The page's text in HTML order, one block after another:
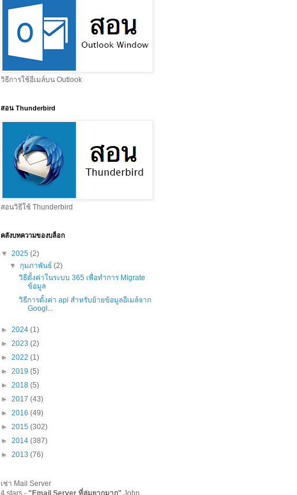
วิธีการใช้อีเมล์บน Outlook
สอน Thunderbird
สอนวิธีใช้ Thunderbird
คลังบทความของบล็อก
▼ 2025 (2)
▼ กุมภาพันธ์(2)
วิธีตั้งค่าในระบบ 365 เพื่อทำการ Migrate
ข้อมูล
วิธีการตั้งค่า api สำหรับย้ายข้อมูลอีเมล์จาก
Googl...
► 2024 (1)
► 2023 (2)
► 2022 (1)
► 2019 (5)
► 2018 (5)
► 2017 (43)
► 2016 (49)
► 2015 (302)
► 2014 (387)
► 2013 (76)
เช่า Mail Server
4 stars - " Email Server ที่ล่มยากมาก" John